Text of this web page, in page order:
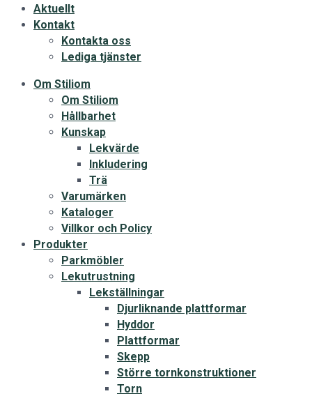
Aktuellt
Kontakt
Kontakta oss
Lediga tjänster
Om Stiliom
Om Stiliom
Hållbarhet
Kunskap
Lekvärde
Inkludering
Trä
Varumärken
Kataloger
Villkor och Policy
Produkter
Parkmöbler
Lekutrustning
Lekställningar
Djurliknande plattformar
Hyddor
Plattformar
Skepp
Större tornkonstruktioner
Torn